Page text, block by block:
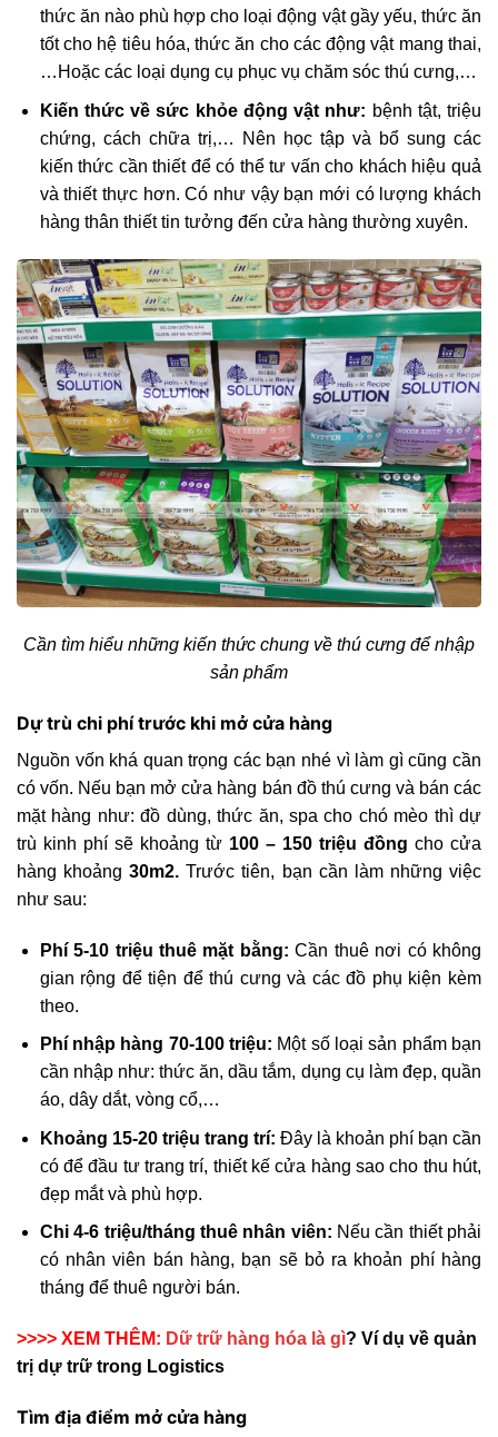
thức ăn nào phù hợp cho loại động vật gầy yếu, thức ăn
tốt cho hệ tiêu hóa, thức ăn cho các động vật mang thai,
…Hoặc các loại dụng cụ phục vụ chăm sóc thú cưng,…
Kiến thức về sức khỏe động vật như: bệnh tật, triệu
chứng, cách chữa trị,… Nên học tập và bổ sung các
kiến thức cần thiết để có thể tư vấn cho khách hiệu quả
và thiết thực hơn. Có như vậy bạn mới có lượng khách
hàng thân thiết tin tưởng đến cửa hàng thường xuyên.
Cần tìm hiểu những kiến thức chung về thú cưng để nhập
sản phẩm
Dự trù chi phí trước khi mở cửa hàng
Nguồn vốn khá quan trọng các bạn nhé vì làm gì cũng cần
có vốn. Nếu bạn mở cửa hàng bán đồ thú cưng và bán các
mặt hàng như: đồ dùng, thức ăn, spa cho chó mèo thì dự
trù kinh phí sẽ khoảng từ 100 – 150 triệu đồng cho cửa
hàng khoảng 30m2. Trước tiên, bạn cần làm những việc
như sau:
Phí 5-10 triệu thuê mặt bằng:Cần thuê nơi có không
gian rộng để tiện để thú cưng và các đồ phụ kiện kèm
theo.
Phí nhập hàng 70-100 triệu: Một số loại sản phẩm bạn
cần nhập như: thức ăn, dầu tắm, dụng cụ làm đẹp, quần
áo, dây dắt, vòng cổ,…
Khoảng 15-20 triệu trang trí: Đây là khoản phí bạn cần
có để đầu tư trang trí, thiết kế cửa hàng sao cho thu hút,
đẹp mắt và phù hợp.
Chi 4-6 triệu/tháng thuê nhân viên: Nếu cần thiết phải
có nhân viên bán hàng, bạn sẽ bỏ ra khoản phí hàng
tháng để thuê người bán.
>>>> XEM THÊM: Dữ trữ hàng hóa là gì? Ví dụ về quản
trị dự trữ trong Logistics
Tìm địa điểm mở cửa hàng